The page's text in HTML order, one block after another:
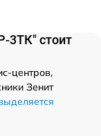
3ТК" стоит
центров,
Зенит